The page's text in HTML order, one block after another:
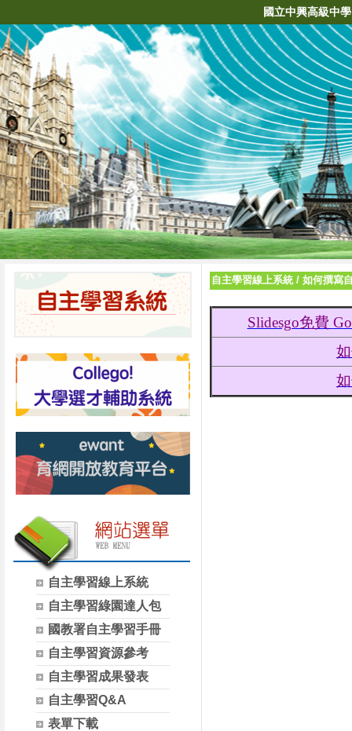
國立中興高級中學
自主學習線上系統
自主學習綠園達人包
國教署自主學習手冊
自主學習資源參考
自主學習成果發表
自主學習Q&A
表單下載
自主學習線上系統 / 如何撰寫
Slidesgo免費